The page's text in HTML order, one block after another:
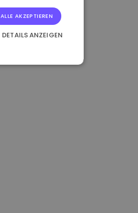
ALLE AKZEPTIEREN
DETAILS ANZEIGEN